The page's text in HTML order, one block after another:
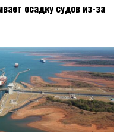
осадку судов из-за